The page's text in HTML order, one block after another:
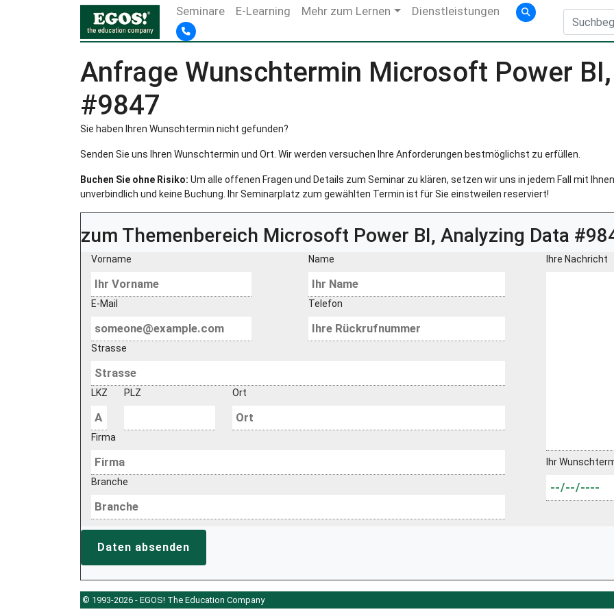
Seminare E-Learning Mehr zum Lernen Dienstleistungen
Anfrage Wunschtermin Microsoft Power
#9847
Sie haben Ihren Wunschtermin nicht gefunden?
Senden Sie uns Ihren Wunschtermin und Ort. Wir werden versuchen Ihre Anforderungen bestmöglichst zu erfüllen.
Buchen Sie ohne Risiko: Um alle offenen Fragen und Details zum Seminar zu klären, setzen wir uns in jedem Fall mit
unverbindlich und keine Buchung. Ihr Seminarplatz zum gewählten Termin ist für Sie einstweilen reserviert!
zum Themenbereich Microsoft Power BI, Analyzing Data
Vorname Name
E-Mail Telefon
Strasse
LKZ PLZ Ort
Firma
Branche
Ihre Nachricht
Ihr
Daten absenden
© 1993-2026 - EGOS! The Education Company